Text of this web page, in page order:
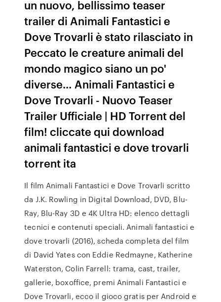
un nuovo, bellissimo teaser
trailer di Animali Fantastici e
Dove Trovarli è stato rilasciato in
Peccato le creature animali del
mondo magico siano un po'
diverse… Animali Fantastici e
Dove Trovarli - Nuovo Teaser
Trailer Ufficiale | HD Torrent del
film! cliccate qui download
animali fantastici e dove trovarli
torrent ita
Il film Animali Fantastici e Dove Trovarli scritto
da J.K. Rowling in Digital Download, DVD, Blu-
Ray, Blu-Ray 3D e 4K Ultra HD: elenco dettagli
tecnici e contenuti speciali. Animali fantastici e
dove trovarli (2016), scheda completa del film
di David Yates con Eddie Redmayne, Katherine
Waterston, Colin Farrell: trama, cast, trailer,
gallerie, boxoffice, premi Animali Fantastici e
Dove Trovarli, ecco il gioco gratis per Android e